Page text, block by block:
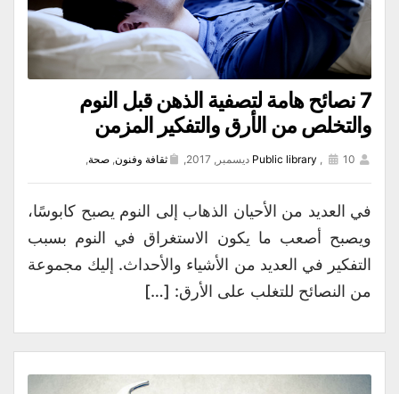
7 نصائح هامة لتصفية الذهن قبل النوم
والتخلص من الأرق والتفكير المزمن
Public library , 10 ديسمبر, 2017, ثقافة وفنون, صحة,
في العديد من الأحيان الذهاب إلى النوم يصبح كابوسًا،
ويصبح أصعب ما يكون الاستغراق في النوم بسبب
التفكير في العديد من الأشياء والأحداث. إليك مجموعة
من النصائح للتغلب على الأرق: […]